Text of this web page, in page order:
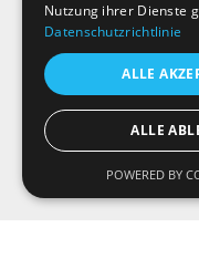
Aktiv in Gartow
Natur in Gartow
Übernachten in Gartow
Gastronomie in Gartow
Kultur in Gartow
Veranstaltungen in
Nutzung ihrer Dienste
Datenschutzrichtlinie
ALLE
ALLE
POWERED BY